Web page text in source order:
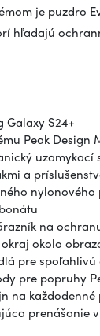
je puzdro
hľadajú
Galaxy S24+
Peak Design
uzamykací
a
nylonového
na
okolo
pre
pre popruhy
na každodenné
prenášanie